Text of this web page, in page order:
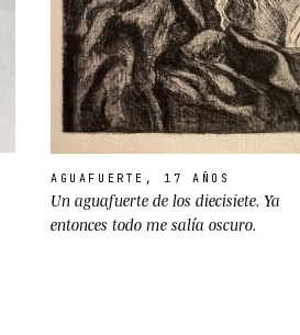
AGUAFUERTE, 17 AÑOS
Un aguafuerte de los diecisiete. Ya
entonces todo me salía oscuro.